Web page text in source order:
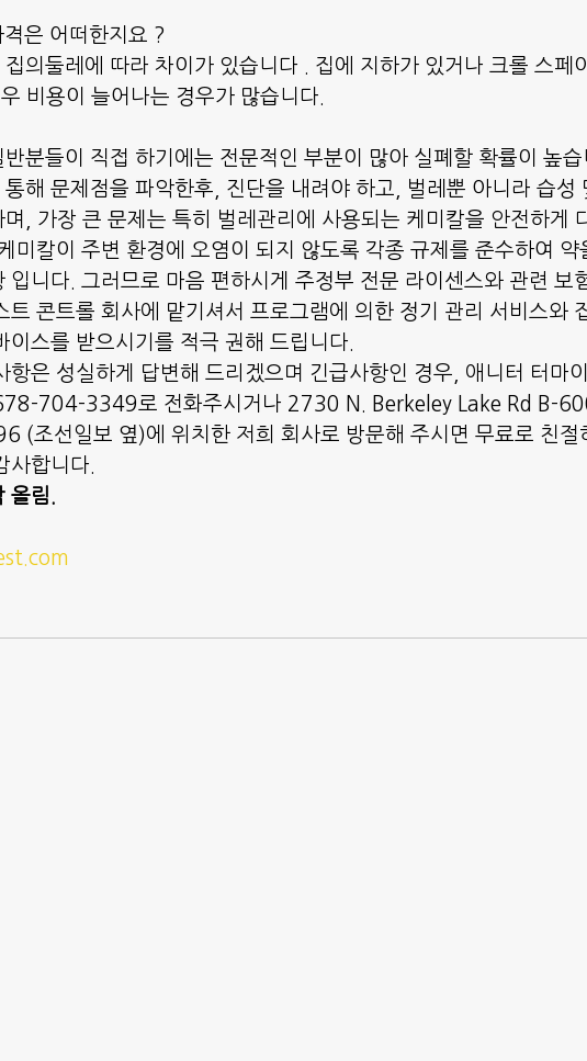
은 어떠한지요 ?
의둘레에 따라 차이가 있습니다 . 집에 지하가 있거나 크롤 스페
비용이 늘어나는 경우가 많습니다.
분들이 직접 하기에는 전문적인 부분이 많아 실폐할 확률이 높습
해 문제점을 파악한후, 진단을 내려야 하고, 벌레뿐 아니라 습성
, 가장 큰 문제는 특히 벌레관리에 사용되는 케미칼을 안전하게
미칼이 주변 환경에 오염이 되지 않도록 각종 규제를 준수하여 약
입니다. 그러므로 마음 편하시게 주정부 전문 라이센스와 관련 보
트 콘트롤 회사에 맡기셔서 프로그램에 의한 정기 관리 서비스와
이스를 받으시기를 적극 권해 드립니다.
항은 성실하게 답변해 드리겠으며 긴급사항인 경우, 애니터 터마
704-3349로 전화주시거나 2730 N. Berkeley Lake Rd B-
조선일보 옆)에 위치한 저희 회사로 방문해 주시면 무료로 친절
사합니다.
올림.